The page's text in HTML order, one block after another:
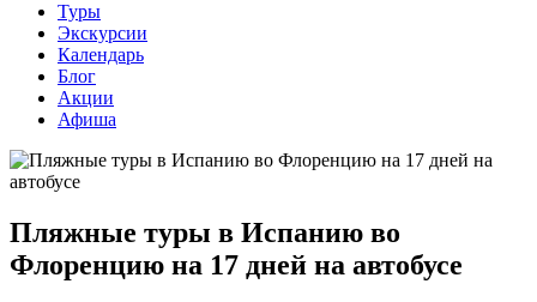
Туры
Экскурсии
Календарь
Блог
Акции
Афиша
Пляжные туры в Испанию во
Флоренцию на 17 дней на автобусе